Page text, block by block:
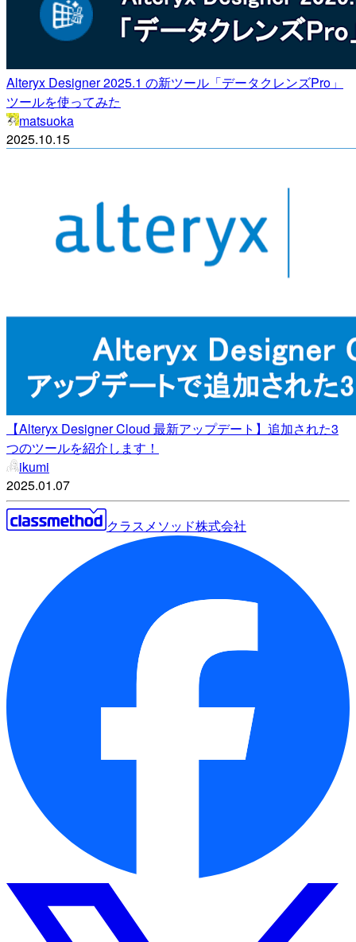
Alteryx Designer 2025.1 の新ツール「データクレンズPro」
ツールを使ってみた
matsuoka
2025.10.15
【Alteryx Designer Cloud 最新アップデート】追加された3
つのツールを紹介します！
ikumi
2025.01.07
クラスメソッド株式会社